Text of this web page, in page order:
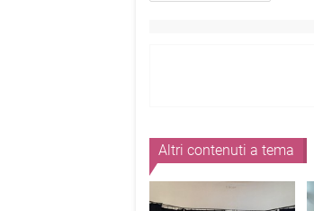
Altri contenuti a tema